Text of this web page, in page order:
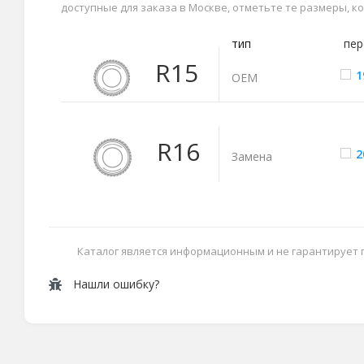
доступные для заказа в Москве, отметьте те размеры,
R15
тип
ОЕМ
R16 Замена
Каталог является информационным и не
Нашли ошибку?